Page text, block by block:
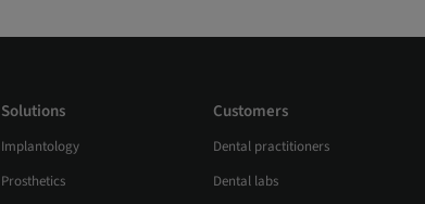
Solutions
Implantology
Prosthetics
Customers
Dental practitioners
Dental labs